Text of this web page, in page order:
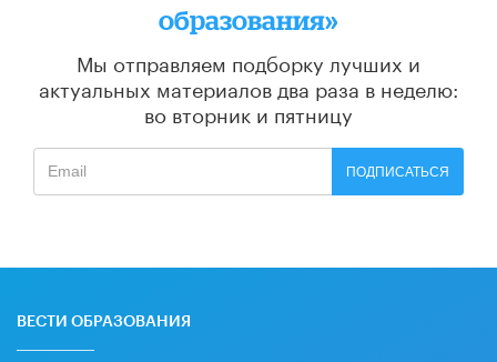
образования»
Мы отправляем подборку лучших и
актуальных материалов два раза в неделю:
во вторник и пятницу
ПОДПИСАТЬСЯ
ВЕСТИ ОБРАЗОВАНИЯ